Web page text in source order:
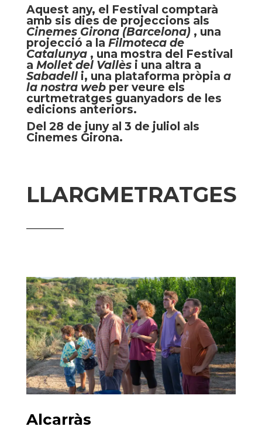
Aquest any, el Festival comptarà
amb sis dies de projeccions als
Cinemes Girona (Barcelona), una
projecció a la Filmoteca de
Catalunya, una mostra del Festival
a Mollet del Vallès i una altra a
Sabadell i, una plataforma pròpia a
la nostra web per veure els
curtmetratges guanyadors de les
edicions anteriors.
Del 28 de juny al 3 de juliol als
Cinemes Girona.
LLARGMETRATGES
Alcarràs